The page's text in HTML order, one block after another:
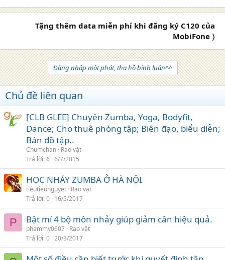
Tặng thêm data miễn phí khi đăng ký C120 của
MobiFone 〉
Đăng nhập một phát, tha hồ bình luận^^
Chủ đề liên quan
[CLB GLEE] Chuyên Zumba, Yoga, Bodyfit,
Dance; Cho thuê phòng tập; Biên đạo, biểu diễn;
Bán đồ tập..
Chumchan Rao vặt
Trả lời 6 6/7/2015
HỌC NHẢY ZUMBA Ở HÀ NỘI
tieutieunguyet Rao vặt
Trả lời 0 16/5/2017
P Bật mí 4 bộ môn nhảy giúp giảm cân hiệu quả.
phammy0607 Rao vặt
Trả lời 0 20/3/2017